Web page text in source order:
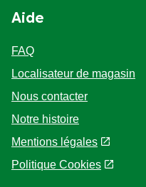
FAQ
Localisateur de magasin
Nous contacter
Notre histoire
Mentions légales